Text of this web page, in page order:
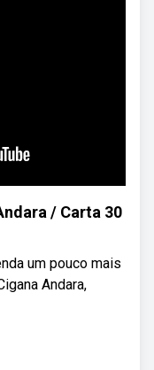
/ Carta 30
um pouco mais
Andara,